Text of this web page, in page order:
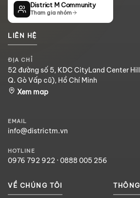
District M Community
Tham gia nhóm
LIÊN HỆ
ĐỊA CHỈ
52 đường số 5, KDC CityLand Center
Q. Gò Vấp cũ), Hồ Chí Minh
Xem map
EMAIL
info@districtm.vn
HOTLINE
0976 792 922 · 0888 005 256
VỀ CHÚNG TÔI